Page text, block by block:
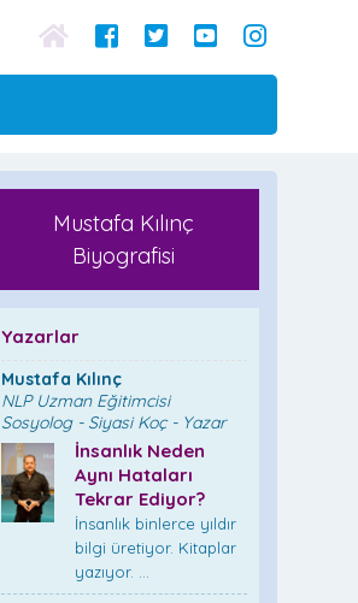
Mustafa Kılınç
Biyografisi
Yazarlar
Mustafa Kılınç
NLP Uzman Eğitimcisi
Sosyolog - Siyasi Koç - Yazar
İnsanlık Neden
Aynı Hataları
Tekrar Ediyor?
İnsanlık binlerce yıldır
bilgi üretiyor. Kitaplar
yazıyor. ...